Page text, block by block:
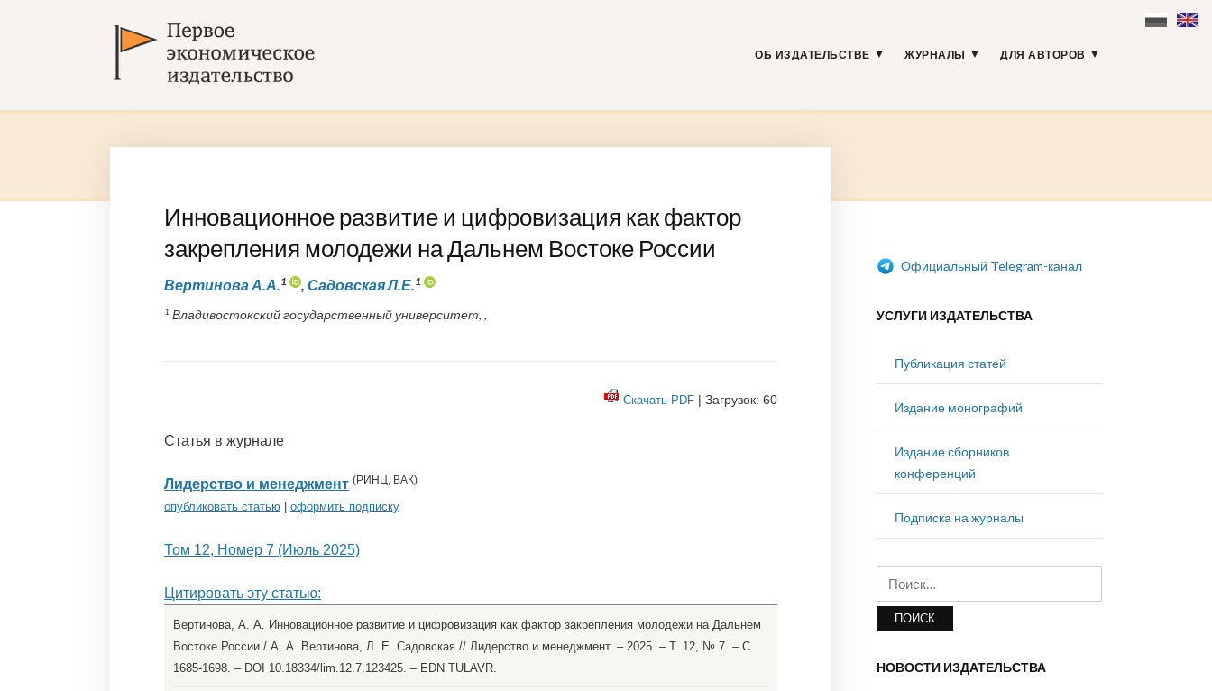
ОБ ИЗДАТЕЛЬСТВЕ ЖУРНАЛЫ ДЛЯ АВТОРОВ
Инновационное развитие и цифровизация как фактор
закрепления молодежи на Дальнем Востоке России
Вертинова А.А.1 , Садовская Л.Е.1
1 Владивостокский государственный университет, ,
Скачать PDF | Загрузок: 60
Статья в журнале
Лидерство и менеджмент (РИНЦ, ВАК)
опубликовать статью оформить подписку
Том 12, Номер 7 (Июль 2025)
Цитировать эту статью:
Вертинова, А. А. Инновационное развитие и цифровизация как фактор закрепления молодежи на Дальнем
Востоке России / А. А. Вертинова, Л. Е. Садовская // Лидерство и менеджмент. – 2025. – Т. 12, № 7. – С.
1685-1698. – DOI 10.18334/lim.12.7.123425. – EDN TULAVR.
Официальный Telegram-канал
УСЛУГИ ИЗДАТЕЛЬСТВА
Публикация статей
Издание монографий
Издание сборников
конференций
Подписка на журналы
НОВОСТИ ИЗДАТЕЛЬСТВА